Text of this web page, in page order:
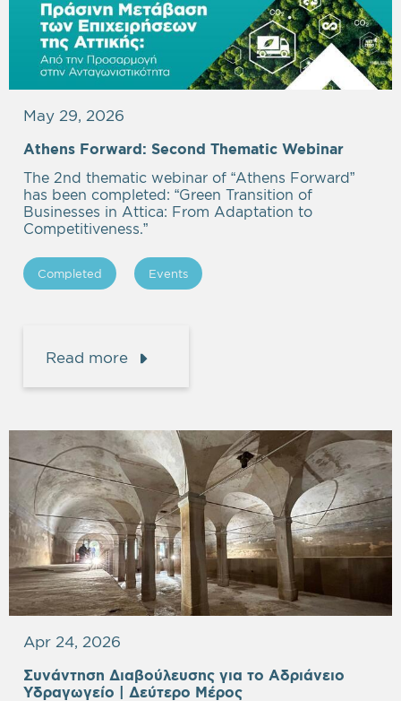
May 29, 2026
Athens Forward: Second Thematic Webinar
The 2nd thematic webinar of “Athens Forward”
has been completed: “Green Transition of
Businesses in Attica: From Adaptation to
Competitiveness.”
Completed Events
Read more
Apr 24, 2026
Συνάντηση Διαβούλευσης για το Αδριάνειο
Υδραγωγείο | Δεύτερο Μέρος